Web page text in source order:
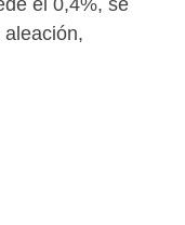
el 0,4%, se